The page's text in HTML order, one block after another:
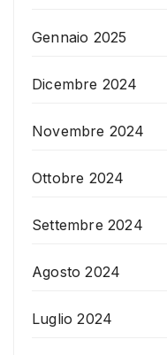
Gennaio 2025
Dicembre 2024
Novembre 2024
Ottobre 2024
Settembre 2024
Agosto 2024
Luglio 2024